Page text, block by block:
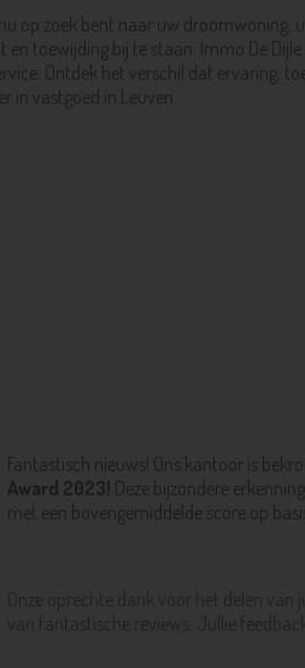
op zoek bent naar uw
toewijding bij te staan. Immo De
Ontdek het verschil dat ervaring,
in vastgoed in Leuven.
Fantastisch nieuws! Ons kantoor is
Award 2023! Deze bijzondere
met een bovengemiddelde score op
Onze oprechte dank voor het delen
van fantastische reviews. Jullie